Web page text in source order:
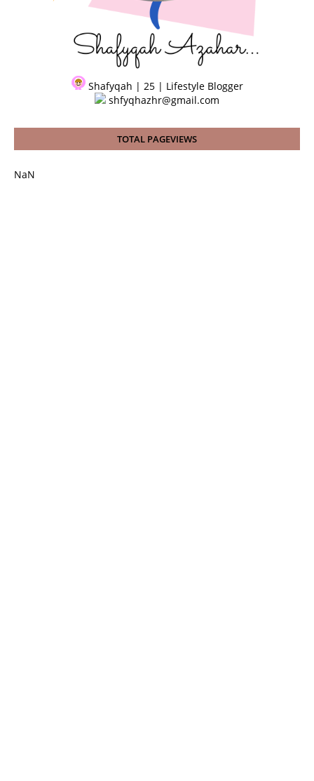
Shafyqah | 25 | Lifestyle Blogger
shfyqhazhr@gmail.com
TOTAL PAGEVIEWS
NaN